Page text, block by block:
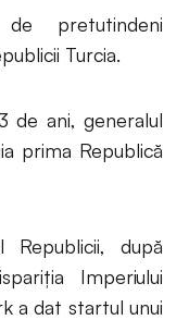
pretutindeni
Turcia.
de ani, generalul
prima Republică
după
Imperiului
a dat startul unui